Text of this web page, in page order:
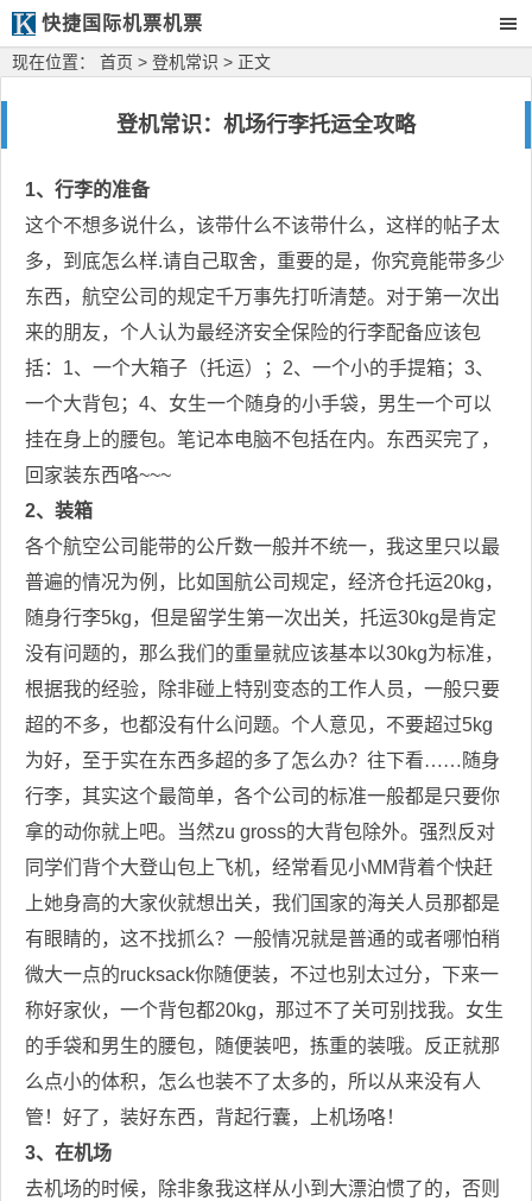
快捷国际机票机票
现在位置： 首页 > 登机常识 > 正文
登机常识：机场行李托运全攻略
1、行李的准备
这个不想多说什么，该带什么不该带什么，这样的帖子太
多，到底怎么样.请自己取舍，重要的是，你究竟能带多少
东西，航空公司的规定千万事先打听清楚。对于第一次出
来的朋友，个人认为最经济安全保险的行李配备应该包
括： 1、一个大箱子（托运）； 2、一个小的手提箱； 3、
一个大背包； 4、女生一个随身的小手袋，男生一个可以
挂在身上的腰包。笔记本电脑不包括在内。东西买完了，
回家装东西咯~~~
2、装箱
各个航空公司能带的公斤数一般并不统一，我这里只以最
普遍的情况为例，比如国航公司规定，经济仓托运20kg，
随身行李5kg，但是留学生第一次出关，托运30kg是肯定
没有问题的，那么我们的重量就应该基本以30kg为标准，
根据我的经验，除非碰上特别变态的工作人员，一般只要
超的不多，也都没有什么问题。个人意见，不要超过5kg
为好，至于实在东西多超的多了怎么办？往下看……随身
行李，其实这个最简单，各个公司的标准一般都是只要你
拿的动你就上吧。当然zu gross的大背包除外。强烈反对
同学们背个大登山包上飞机，经常看见小MM背着个快赶
上她身高的大家伙就想出关，我们国家的海关人员那都是
有眼睛的，这不找抓么？一般情况就是普通的或者哪怕稍
微大一点的rucksack你随便装，不过也别太过分，下来一
称好家伙，一个背包都20kg，那过不了关可别找我。女生
的手袋和男生的腰包，随便装吧，拣重的装哦。反正就那
么点小的体积，怎么也装不了太多的，所以从来没有人
管！好了，装好东西，背起行囊，上机场咯！
3、在机场
去机场的时候，除非象我这样从小到大漂泊惯了的，否则